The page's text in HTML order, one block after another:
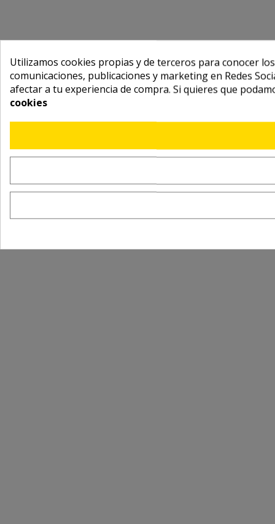
Utilizamos cookies propias y de terceros para conocer
comunicaciones, publicaciones y marketing en Redes
afectar a tu experiencia de compra. Si quieres que
cookies